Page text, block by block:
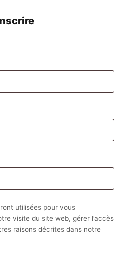
utilisées pour vous
visite du site web, gérer l’accès
raisons décrites dans notre